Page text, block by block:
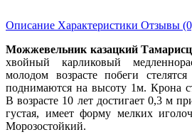
Описание Характеристики Отзывы
Можжевельник казацкий
хвойный карликовый
молодом возрасте побеги
поднимаются на высоту 1м. Крона
В возрасте 10 лет достигает 0,3 м
густая, имеет форму мелких
Морозостойкий.